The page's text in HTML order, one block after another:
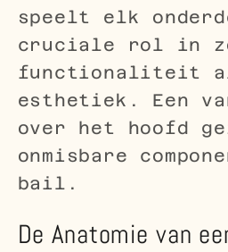
speelt elk
cruciale rol in
functionaliteit
esthetiek. Een
over het hoofd
onmisbare
bail.
De Anatomie van